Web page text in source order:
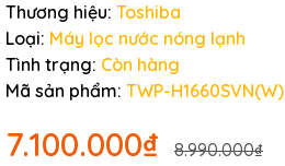
Thương hiệu: Toshiba
Loại: Máy lọc nước nóng lạnh
Tình trạng: Còn hàng
Mã sản phẩm: TWP-H1660SVN(W)
7.100.000₫
8.990.000₫